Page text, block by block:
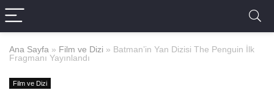
Ana Sayfa » Film ve Dizi » Batman’in Yan Dizisi The Penguin İlk
Fragmanı Yayınlandı
Film ve Dizi